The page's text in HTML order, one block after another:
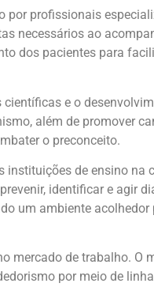
por profissionais
necessários ao
dos pacientes para
e o
além de promover
o preconceito.
instituições de ensino na
identificar e agir
um ambiente acolhedor
mercado de trabalho. O
por meio de